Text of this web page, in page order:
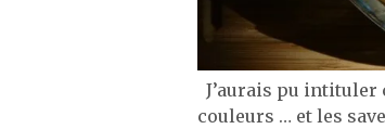
J’aurais pu intituler
couleurs … et les